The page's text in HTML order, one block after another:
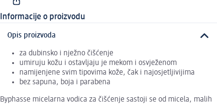
Informacije o proizvodu
Opis proizvoda
za dubinsko i nježno čišćenje
umiruju kožu i ostavljaju je mekom i osvježenom
namijenjene svim tipovima kože, čak i najosjetljivijima
bez sapuna, boja i parabena
Byphasse micelarna vodica za čišćenje sastoji se od micela, malih